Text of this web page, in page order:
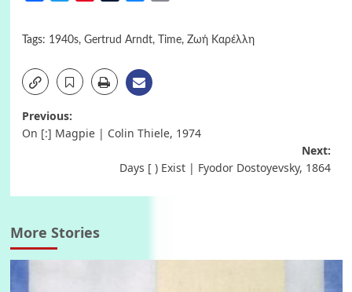
Tags: 1940s, Gertrud Arndt, Time, Ζωή Καρέλλη
Post
Previous:
On [:] Magpie | Colin Thiele, 1974
Next:
Days [ ) Exist | Fyodor Dostoyevsky, 1864
More Stories